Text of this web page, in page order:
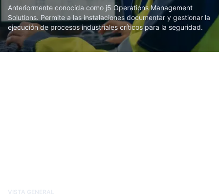
Anteriormente conocida como j5 Operations Management
Solutions. Permite a las instalaciones documentar y gestionar la
ejecución de procesos industriales críticos para la seguridad.
VISTA GENERAL